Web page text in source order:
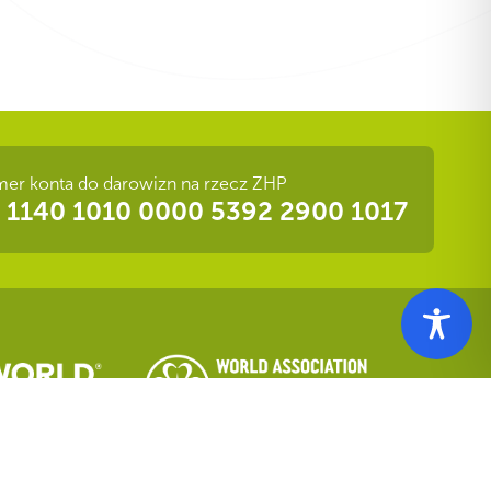
konta do darowizn na rzecz ZHP
1140 1010 0000 5392 2900 1017